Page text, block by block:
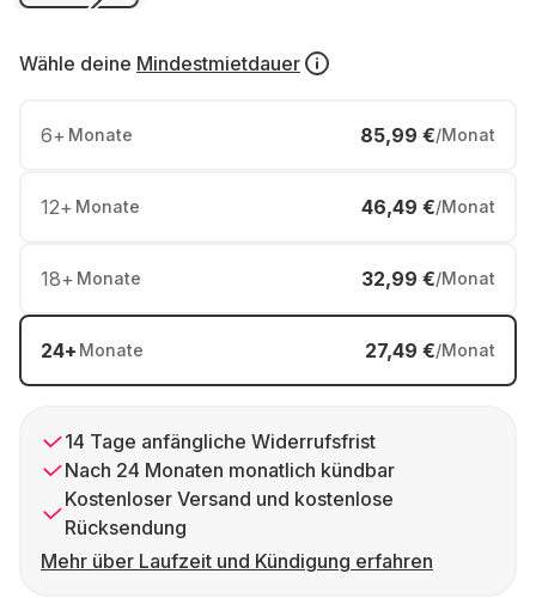
Wähle deine Mindestmietdauer
6+ Monate 85,99 €/Monat
12+ Monate 46,49 €/Monat
18+ Monate 32,99 €/Monat
24+ Monate 27,49 €/Monat
14 Tage anfängliche Widerrufsfrist
Nach 24 Monaten monatlich kündbar
Kostenloser Versand und kostenlose
Rücksendung
Mehr über Laufzeit und Kündigung erfahren